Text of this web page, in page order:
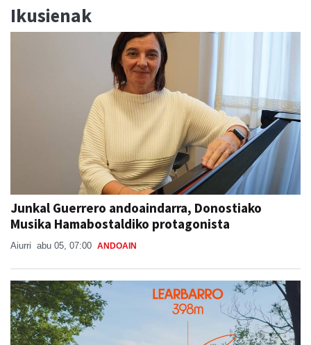
Ikusienak
Junkal Guerrero andoaindarra, Donostiako
Musika Hamabostaldiko protagonista
Aiurri abu 05, 07:00 ANDOAIN